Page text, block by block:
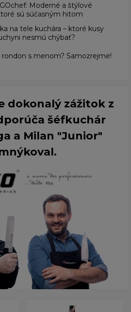
Moderné a štýlové
sú súčasným hitom
na tele kuchára – ktoré kusy
nesmú chýbať?
rondon s menom? Samozrejme!
dokonalý zážitok z
šéfkuchár
a Milan "Junior"